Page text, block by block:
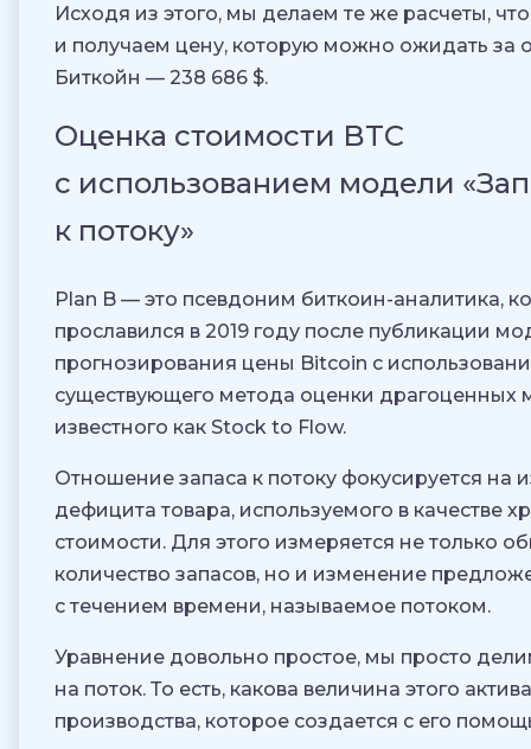
Исходя из этого, мы делаем те же расчеты,
и получаем цену, которую можно ожидать за
Биткойн — 238 686 $.
Оценка стоимости BTC
с использованием модели
к потоку»
Plan B — это псевдоним биткоин-аналитика,
прославился в 2019 году после публикации
прогнозирования цены Bitcoin с
существующего метода оценки драгоценных
известного как Stock to Flow.
Отношение запаса к потоку фокусируется на
дефицита товара, используемого в качестве
стоимости. Для этого измеряется не только
количество запасов, но и изменение
с течением времени, называемое потоком.
Уравнение довольно простое, мы просто
на поток. То есть, какова величина этого
производства, которое создается с его